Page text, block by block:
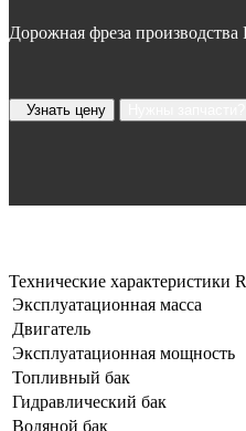
Дорожная фреза
Узнать цену
Технические характеристики
Эксплуатационная масса
Двигатель
Эксплуатационная мощность
Топливный бак
Гидравлический бак
Водяной бак